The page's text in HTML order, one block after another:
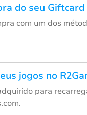
do seu Giftcard
com um dos
jogos no
para